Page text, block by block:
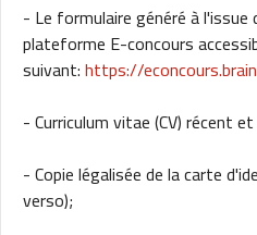
- Le formulaire généré à
plateforme E-concours
suivant:https://
- Curriculum vitae (CV) récent
- Copie légalisée de la carte
verso);